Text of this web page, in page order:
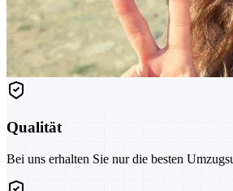
Qualität
Bei uns erhalten Sie nur die besten